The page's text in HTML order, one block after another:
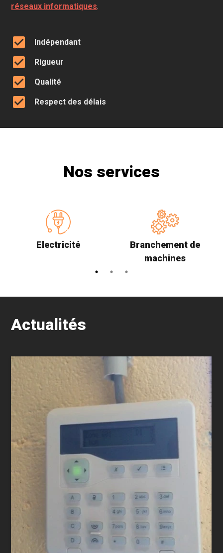
réseaux informatiques.
check_box Indépendant
check_box Rigueur
check_box Qualité
check_box Respect des délais
Nos services
Electricité
Branchement de
machines
Actualités